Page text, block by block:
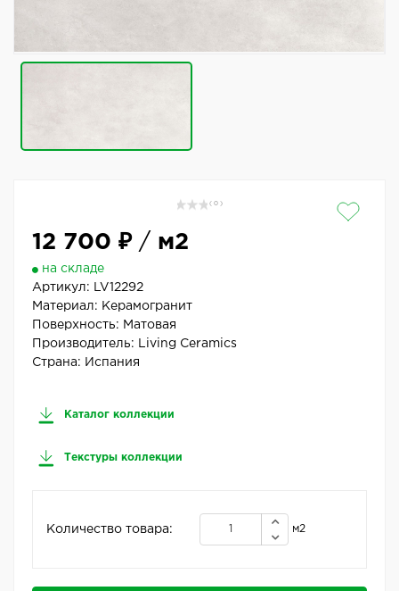
( 0 )
12 700 ₽/ м2
на складе
Артикул:
LV12292
Материал: Керамогранит
Поверхность: Матовая
Производитель:
Living Ceramics
Страна: Испания
Каталог коллекции
Текстуры коллекции
Количество товара: м2